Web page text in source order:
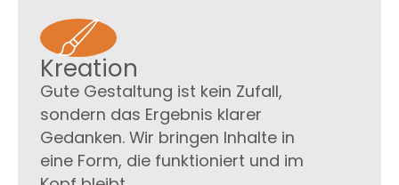
Kreation
Gute Gestaltung ist kein Zufall,
sondern das Ergebnis klarer
Gedanken. Wir bringen Inhalte in
eine Form, die funktioniert und im